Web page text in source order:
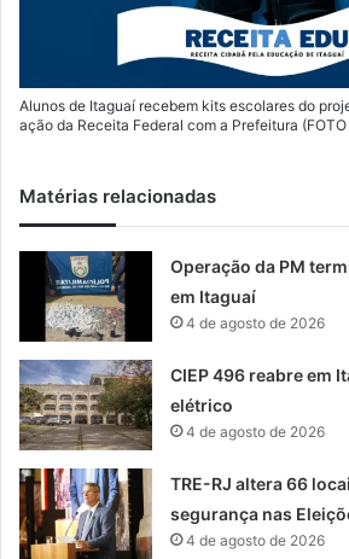
Alunos de Itaguaí recebem kits escolares do
ação da Receita Federal com a Prefeitura (FOTO
Matérias relacionadas
Operação da PM
em Itaguaí
4 de agosto de 2026
CIEP 496 reabre em
elétrico
4 de agosto de 2026
TRE-RJ altera 66
segurança nas
4 de agosto de 2026